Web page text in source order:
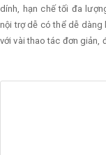
dính, hạn chế tối đa
nội trợ dễ có thể dễ dàng
với vài thao tác đơn giản,